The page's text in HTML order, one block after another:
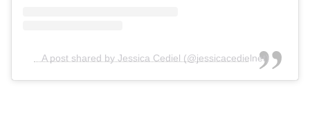
A post shared by Jessica Cediel (@jessicacedielnet)